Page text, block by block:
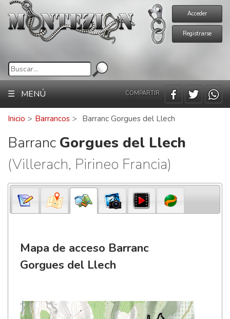
Acceder
Registrarse
☰ MENÚ COMPARTIR
Inicio > Barrancos > Barranc Gorgues del Llech
Barranc Gorgues del Llech
(Villerach, Pirineo Francia)
Mapa de acceso Barranc
Gorgues del Llech